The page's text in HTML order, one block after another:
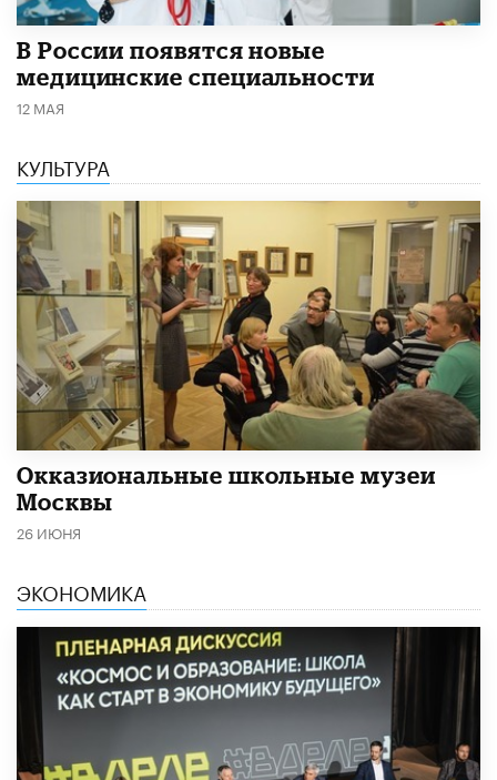
В России появятся новые
медицинские специальности
12 МАЯ
КУЛЬТУРА
​Окказиональные школьные музеи
Москвы
26 ИЮНЯ
ЭКОНОМИКА